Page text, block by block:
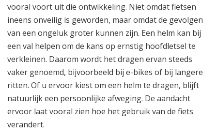
vooral voort uit die ontwikkeling. Niet omdat fietsen
ineens onveilig is geworden, maar omdat de gevolgen
van een ongeluk groter kunnen zijn. Een helm kan bij
een val helpen om de kans op ernstig hoofdletsel te
verkleinen. Daarom wordt het dragen ervan steeds
vaker genoemd, bijvoorbeeld bij e-bikes of bij langere
ritten. Of u ervoor kiest om een helm te dragen, blijft
natuurlijk een persoonlijke afweging. De aandacht
ervoor laat vooral zien hoe het gebruik van de fiets
verandert.